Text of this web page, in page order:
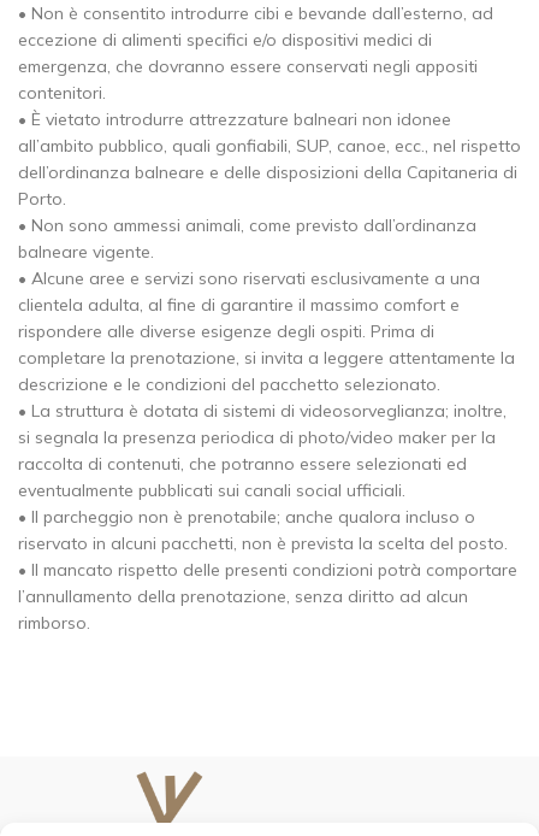
• Non è consentito introdurre cibi e bevande dall’esterno, ad
eccezione di alimenti specifici e/o dispositivi medici di
emergenza, che dovranno essere conservati negli appositi
contenitori.
• È vietato introdurre attrezzature balneari non idonee
all’ambito pubblico, quali gonfiabili, SUP, canoe, ecc., nel rispetto
dell’ordinanza balneare e delle disposizioni della Capitaneria di
Porto.
• Non sono ammessi animali, come previsto dall’ordinanza
balneare vigente.
• Alcune aree e servizi sono riservati esclusivamente a una
clientela adulta, al fine di garantire il massimo comfort e
rispondere alle diverse esigenze degli ospiti. Prima di
completare la prenotazione, si invita a leggere attentamente la
descrizione e le condizioni del pacchetto selezionato.
• La struttura è dotata di sistemi di videosorveglianza; inoltre,
si segnala la presenza periodica di photo/video maker per la
raccolta di contenuti, che potranno essere selezionati ed
eventualmente pubblicati sui canali social ufficiali.
• Il parcheggio non è prenotabile; anche qualora incluso o
riservato in alcuni pacchetti, non è prevista la scelta del posto.
• Il mancato rispetto delle presenti condizioni potrà comportare
l’annullamento della prenotazione, senza diritto ad alcun
rimborso.